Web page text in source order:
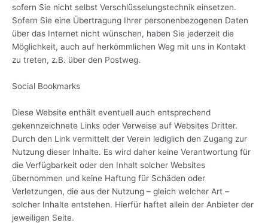
sofern Sie nicht selbst Verschlüsselungstechnik einsetzen.
Sofern Sie eine Übertragung Ihrer personenbezogenen Daten
über das Internet nicht wünschen, haben Sie jederzeit die
Möglichkeit, auch auf herkömmlichen Weg mit uns in Kontakt
zu treten, z.B. über den Postweg.
Social Bookmarks
Diese Website enthält eventuell auch entsprechend
gekennzeichnete Links oder Verweise auf Websites Dritter.
Durch den Link vermittelt der Verein lediglich den Zugang zur
Nutzung dieser Inhalte. Es wird daher keine Verantwortung für
die Verfügbarkeit oder den Inhalt solcher Websites
übernommen und keine Haftung für Schäden oder
Verletzungen, die aus der Nutzung – gleich welcher Art –
solcher Inhalte entstehen. Hierfür haftet allein der Anbieter der
jeweiligen Seite.